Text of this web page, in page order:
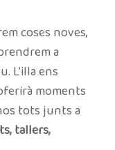
coses noves,
a
L’illa ens
moments
tots junts a
tallers,